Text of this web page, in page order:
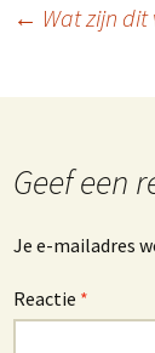
← Wat zijn dit
Geef een
Je e-mailadres
Reactie *